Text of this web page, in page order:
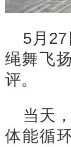
5月27
绳舞飞
评。
当天
体能循